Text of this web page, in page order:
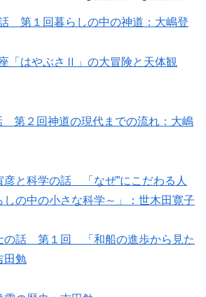
第１回暮らしの中の神道：大嶋登
「はやぶさⅡ」の大冒険と天体観
２回神道の現代までの流れ：大嶋
と科学の話 「なぜ”にこだわる人
の中の小さな科学～」：世木田寛子
の話 第１回 「和船の進歩から見た
田勉